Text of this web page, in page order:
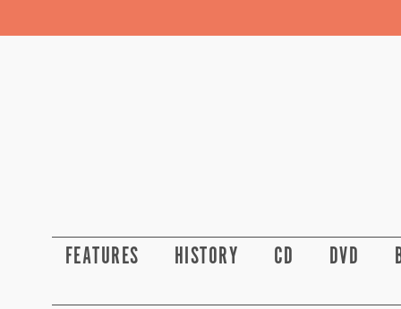
FEATURES HISTORY CD DVD